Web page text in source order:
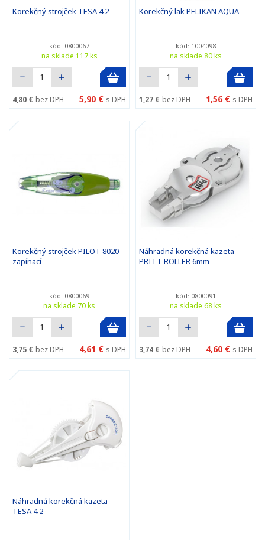
Korekčný strojček TESA 4.2
kód: 0800067
na sklade 117 ks
4,80 € bez DPH 5,90 € s DPH
Korekčný lak PELIKAN AQUA
kód: 1004098
na sklade 80 ks
1,27 € bez DPH 1,56 € s DPH
Korekčný strojček PILOT 8020
zapínací
kód: 0800069
na sklade 70 ks
3,75 € bez DPH 4,61 € s DPH
Náhradná korekčná kazeta
PRITT ROLLER 6mm
kód: 0800091
na sklade 68 ks
3,74 € bez DPH 4,60 € s DPH
Náhradná korekčná kazeta
TESA 4.2